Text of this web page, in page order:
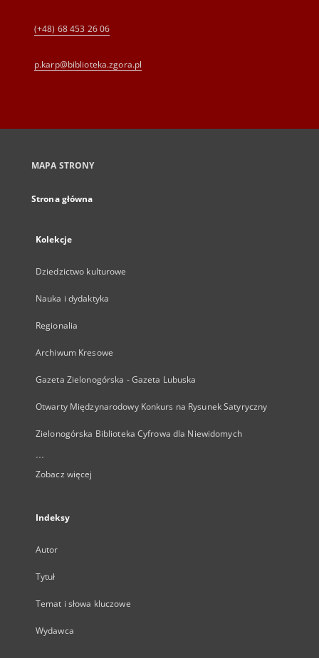
(+48) 68 453 26 06
p.karp@biblioteka.zgora.pl
MAPA STRONY
Strona główna
Kolekcje
Dziedzictwo kulturowe
Nauka i dydaktyka
Regionalia
Archiwum Kresowe
Gazeta Zielonogórska - Gazeta Lubuska
Otwarty Międzynarodowy Konkurs na Rysunek Satyryczny
Zielonogórska Biblioteka Cyfrowa dla Niewidomych
...
Zobacz więcej
Indeksy
Autor
Tytuł
Temat i słowa kluczowe
Wydawca